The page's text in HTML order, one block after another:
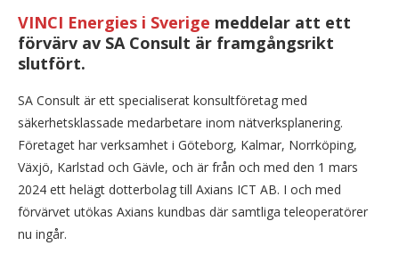
VINCI Energies i Sverige meddelar att ett
förvärv av SA Consult är framgångsrikt
slutfört.
SA Consult är ett specialiserat konsultföretag med
säkerhetsklassade medarbetare inom nätverksplanering.
Företaget har verksamhet i Göteborg, Kalmar, Norrköping,
Växjö, Karlstad och Gävle, och är från och med den 1 mars
2024 ett helägt dotterbolag till Axians ICT AB. I och med
förvärvet utökas Axians kundbas där samtliga teleoperatörer
nu ingår.